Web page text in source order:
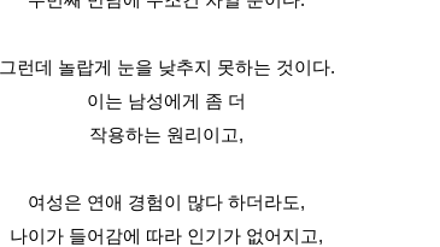
그런데 놀랍게 눈을 낮추지 못하는 것이다.
이는 남성에게 좀 더
작용하는 원리이고,
여성은 연애 경험이 많다 하더라도,
나이가 들어감에 따라 인기가 없어지고,